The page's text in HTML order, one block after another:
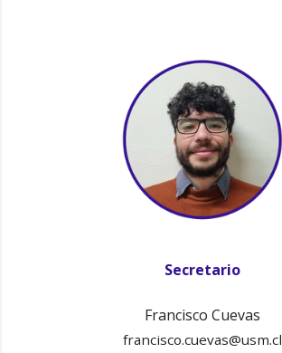
Secretario
Francisco Cuevas
francisco.cuevas@usm.cl